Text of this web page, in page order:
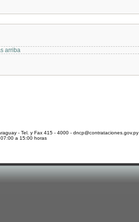
arriba
- Tel. y Fax 415 - 4000 - dncp@contrataciones.gov.py
a 15:00 horas